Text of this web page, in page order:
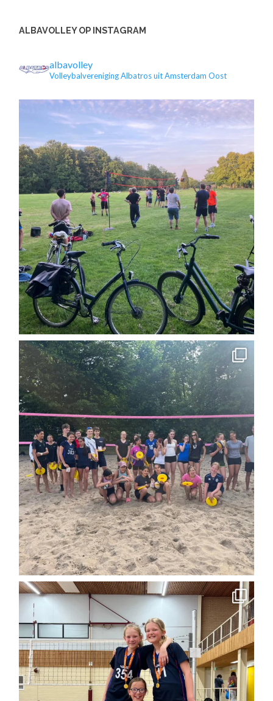
ALBAVOLLEY OP INSTAGRAM
albavolley
Volleybalvereniging Albatros uit Amsterdam Oost